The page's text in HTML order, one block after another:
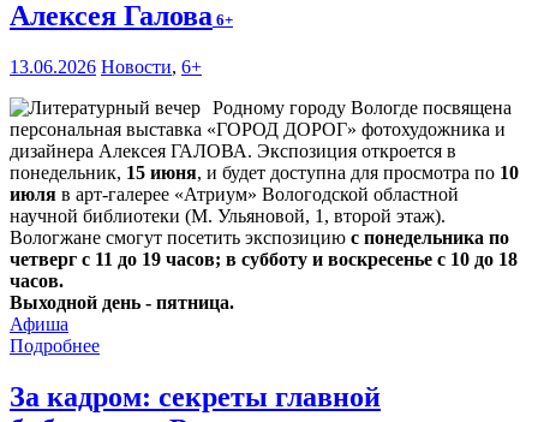
Алексея Галова 6+
13.06.2026 Новости, 6+
Родному городу Вологде посвящена
персональная выставка «ГОРОД ДОРОГ» фотохудожника и
дизайнера Алексея ГАЛОВА. Экспозиция откроется в
понедельник, 15 июня, и будет доступна для просмотра по 10
июля в арт-галерее «Атриум» Вологодской областной
научной библиотеки (М. Ульяновой, 1, второй этаж).
Вологжане смогут посетить экспозицию с понедельника по
четверг с 11 до 19 часов; в субботу и воскресенье с 10 до 18
часов.
Выходной день - пятница.
Афиша
Подробнее
За кадром: секреты главной